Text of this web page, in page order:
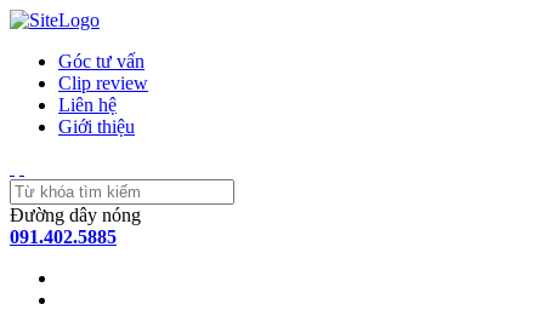
Góc tư vấn
Clip review
Liên hệ
Giới thiệu
Đường dây nóng
091.402.5885